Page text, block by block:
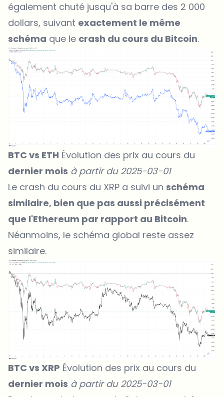
également chuté jusqu'à sa barre des 2 000
dollars, suivant exactement le même
schéma que le crash du cours du Bitcoin.
BTC vs ETH Évolution des prix au cours du
dernier mois à partir du 2025-03-01
Le crash du cours du XRP a suivi un schéma
similaire, bien que pas aussi précisément
que l'Ethereum par rapport au Bitcoin.
Néanmoins, le schéma global reste assez
similaire.
BTC vs XRP Évolution des prix au cours du
dernier mois à partir du 2025-03-01